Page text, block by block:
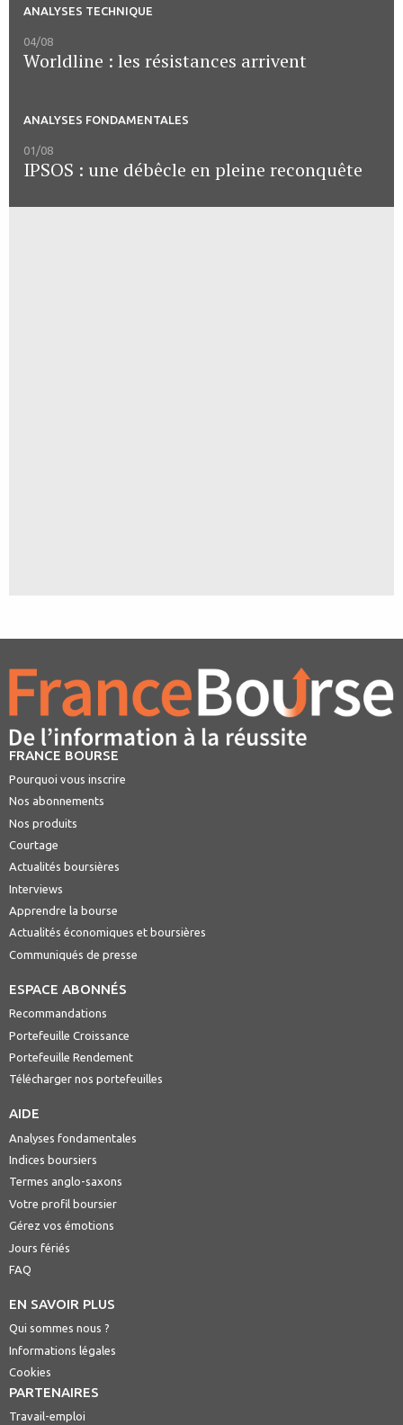
ANALYSES TECHNIQUE
04/08
Worldline : les résistances arrivent
ANALYSES FONDAMENTALES
01/08
IPSOS : une débêcle en pleine reconquête
FRANCE BOURSE
Pourquoi vous inscrire
Nos abonnements
Nos produits
Courtage
Actualités boursières
Interviews
Apprendre la bourse
Actualités économiques et boursières
Communiqués de presse
ESPACE ABONNÉS
Recommandations
Portefeuille Croissance
Portefeuille Rendement
Télécharger nos portefeuilles
AIDE
Analyses fondamentales
Indices boursiers
Termes anglo-saxons
Votre profil boursier
Gérez vos émotions
Jours fériés
FAQ
EN SAVOIR PLUS
Qui sommes nous ?
Informations légales
Cookies
PARTENAIRES
Travail-emploi